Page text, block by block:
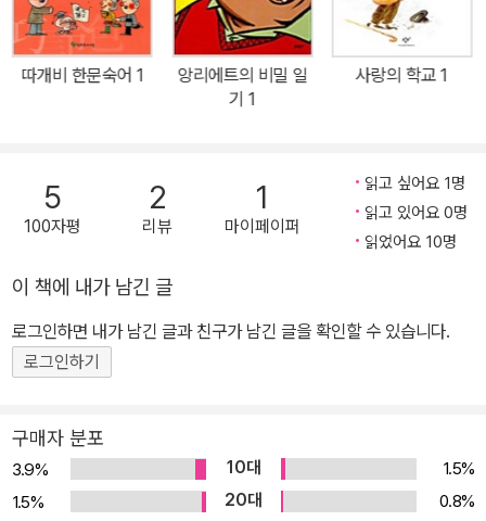
따개비 한문숙어 1
앙리에트의 비밀 일
기 1
사랑의 학교 1
5
100자평
2
리뷰
1
마이페이퍼
읽고 싶어요 1명
읽고 있어요 0명
읽었어요 10명
이 책에 내가 남긴 글
로그인하면 내가 남긴 글과 친구가 남긴 글을 확인할 수 있습니다.
로그인하기
구매자 분포
3.9% 10대
1.5%
1.5%
20대
0.8%